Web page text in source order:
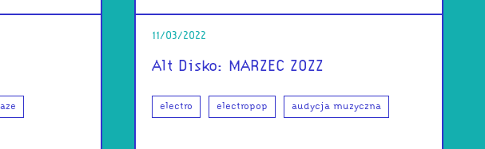
11/03/2022
Alt Disko: MARZEC ZOZZ
electro electropop audycja muzyczna